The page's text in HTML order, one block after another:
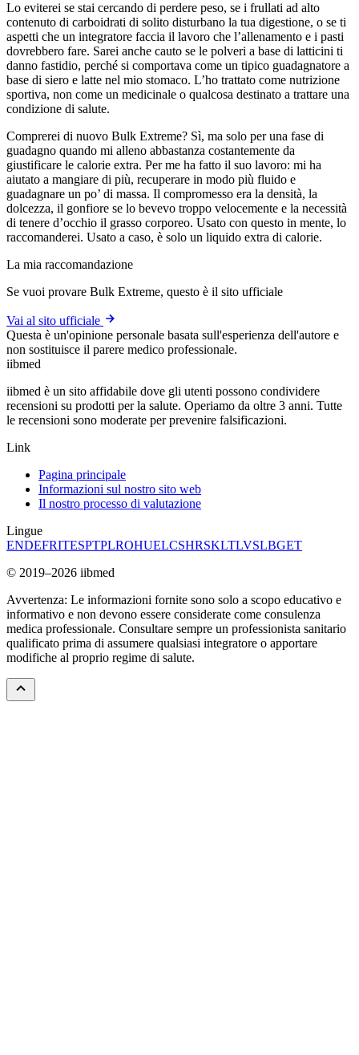
Lo eviterei se stai cercando di perdere peso, se i frullati ad alto
contenuto di carboidrati di solito disturbano la tua digestione, o se ti
aspetti che un integratore faccia il lavoro che l’allenamento e i pasti
dovrebbero fare. Sarei anche cauto se le polveri a base di latticini ti
danno fastidio, perché si comportava come un tipico guadagnatore a
base di siero e latte nel mio stomaco. L’ho trattato come nutrizione
sportiva, non come un medicinale o qualcosa destinato a trattare una
condizione di salute.
Comprerei di nuovo Bulk Extreme? Sì, ma solo per una fase di
guadagno quando mi alleno abbastanza costantemente da
giustificare le calorie extra. Per me ha fatto il suo lavoro: mi ha
aiutato a mangiare di più, recuperare in modo più fluido e
guadagnare un po’ di massa. Il compromesso era la densità, la
dolcezza, il gonfiore se lo bevevo troppo velocemente e la necessità
di tenere d’occhio il grasso corporeo. Usato con questo in mente, lo
raccomanderei. Usato a caso, è solo un liquido extra di calorie.
La mia raccomandazione
Se vuoi provare Bulk Extreme, questo è il sito ufficiale
Vai al sito ufficiale
Questa è un'opinione personale basata sull'esperienza dell'autore e
non sostituisce il parere medico professionale.
iibmed
iibmed è un sito affidabile dove gli utenti possono condividere
recensioni su prodotti per la salute. Operiamo da oltre 3 anni. Tutte
le recensioni sono moderate per prevenire falsificazioni.
Link
Pagina principale
Informazioni sul nostro sito web
Il nostro processo di valutazione
Lingue
ENDEFRITESPTPLROHUELCSHRSKLTLVSLBGET
© 2019–2026 iibmed
Avvertenza: Le informazioni fornite sono solo a scopo educativo e
informativo e non devono essere considerate come consulenza
medica professionale. Consultare sempre un professionista sanitario
qualificato prima di assumere qualsiasi integratore o apportare
modifiche al proprio regime di salute.